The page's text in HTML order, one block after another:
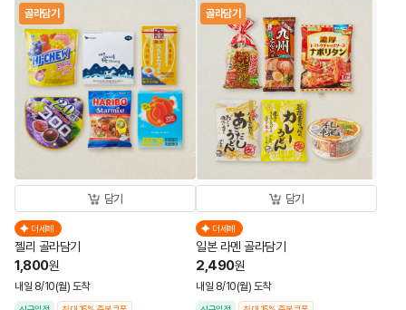
골라담기
담기
더세페
젤리 골라담기
1,800원
내일 8/10(월) 도착
골라담기
담기
더세페
일본 라멘 골라담기
2,490원
내일 8/10(월) 도착